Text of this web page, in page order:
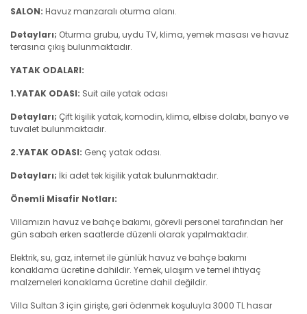
SALON: Havuz manzaralı oturma alanı.
Detayları; Oturma grubu, uydu TV, klima, yemek masası ve havuz
terasına çıkış bulunmaktadır.
YATAK ODALARI:
1.YATAK ODASI: Suit aile yatak odası
Detayları; Çift kişilik yatak, komodin, klima, elbise dolabı, banyo ve
tuvalet bulunmaktadır.
2.YATAK ODASI: Genç yatak odası.
Detayları; İki adet tek kişilik yatak bulunmaktadır.
Önemli Misafir Notları:
Villamızın havuz ve bahçe bakımı, görevli personel tarafından her
gün sabah erken saatlerde düzenli olarak yapılmaktadır.
Elektrik, su, gaz, internet ile günlük havuz ve bahçe bakımı
konaklama ücretine dahildir. Yemek, ulaşım ve temel ihtiyaç
malzemeleri konaklama ücretine dahil değildir.
Villa Sultan 3 için girişte, geri ödenmek koşuluyla 3000 TL hasar